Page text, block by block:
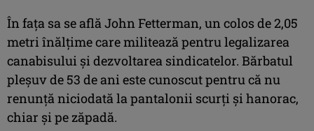
În faţa sa se află John Fetterman, un colos de 2,05
metri înălţime care militează pentru legalizarea
canabisului şi dezvoltarea sindicatelor. Bărbatul
pleşuv de 53 de ani este cunoscut pentru că nu
renunţă niciodată la pantalonii scurţi şi hanorac,
chiar şi pe zăpadă.